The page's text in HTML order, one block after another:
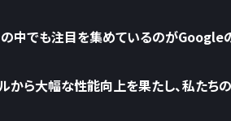
中でも注目を集めているのがGoogle
ら大幅な性能向上を果たし、私たち